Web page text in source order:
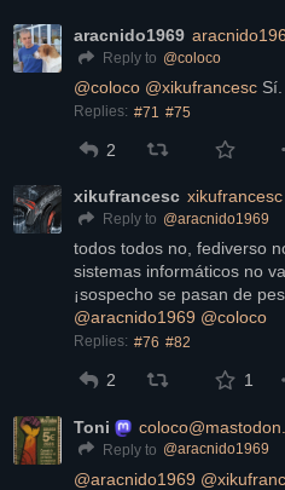
aracnido1969
Reply to @coloco
@coloco @xikufrancesc
Replies: #71 #75
2
xikufrancesc xikufrancesc
Reply to @aracnido1969
todos todos no, fediverso
sistemas informáticos no
¡sospecho se pasan de
@aracnido1969 @coloco
Replies: #76 #82
2 1
Toni
Reply to @aracnido1969
@aracnido1969 @